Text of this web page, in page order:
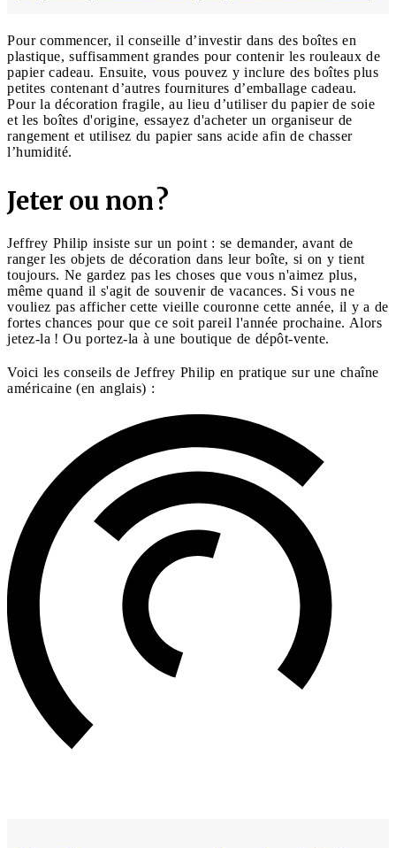
Pour commencer, il conseille d’investir dans des boîtes en
plastique, suffisamment grandes pour contenir les rouleaux de
papier cadeau. Ensuite, vous pouvez y inclure des boîtes plus
petites contenant d’autres fournitures d’emballage cadeau.
Pour la décoration fragile, au lieu d’utiliser du papier de soie
et les boîtes d'origine, essayez d'acheter un organiseur de
rangement et utilisez du papier sans acide afin de chasser
l’humidité.
Jeter ou non ?
Jeffrey Philip insiste sur un point : se demander, avant de
ranger les objets de décoration dans leur boîte, si on y tient
toujours. Ne gardez pas les choses que vous n'aimez plus,
même quand il s'agit de souvenir de vacances. Si vous ne
vouliez pas afficher cette vieille couronne cette année, il y a de
fortes chances pour que ce soit pareil l'année prochaine. Alors
jetez-la ! Ou portez-la à une boutique de dépôt-vente.
Voici les conseils de Jeffrey Philip en pratique sur une chaîne
américaine (en anglais) :